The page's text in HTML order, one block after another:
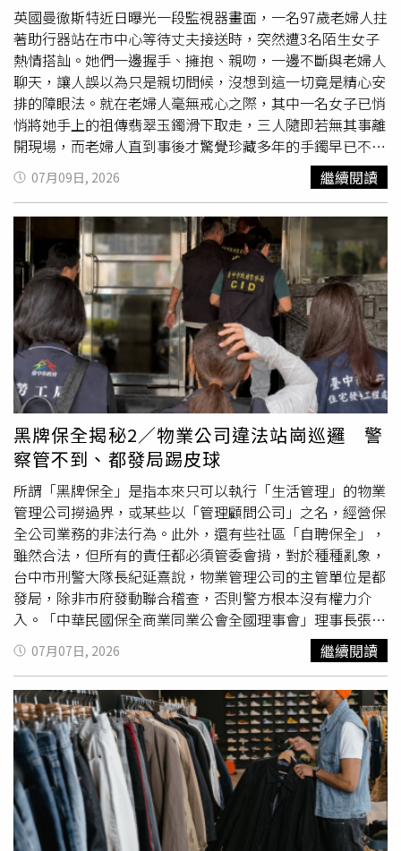
英國曼徹斯特近日曝光一段監視器畫面，一名97歲老婦人拄
著助行器站在市中心等待丈夫接送時，突然遭3名陌生女子
熱情搭訕。她們一邊握手、擁抱、親吻，一邊不斷與老婦人
聊天，讓人誤以為只是親切問候，沒想到這一切竟是精心安
排的障眼法。就在老婦人毫無戒心之際，其中一名女子已悄
悄將她手上的祖傳翡翠玉鐲滑下取走，三人隨即若無其事離
開現場，而老婦人直到事後才驚覺珍藏多年的手鐲早已不翼
而飛。警方深入追查後發現，三人是長期合作的慣竊集團，
數月內接連犯下多起類似案件，專門鎖定獨自外出及年長、
3名涉案女子，法院認定她們涉及多起針對弱勢女性的搶劫
及竊盜案件，分別判處28至38個月徒刑。（圖／Greater
Manchester Police）警方表示，案件發生於今年1月10日下
午，97歲老婦人在曼徹斯特市中心戴爾街（Dale Street）
拄著助行器等候丈夫時，33歲的蓋塔席安（Geta Schian）
與27歲的塞佛拉馬扎拉切（Sefora Mazarache）主動上前搭
話，一人緊握她的手，另一人則張開雙臂擁抱並親吻她的臉
頰，藉由熱情互動迅速拉近距離。就在兩人成功吸引老婦人
注意力時，35歲的吉妮莎杜米特魯（Geneza Dumitru）從
側邊靠近，悄悄將她手腕上的古董翡翠玉鐲慢慢滑下取走，
整個過程流暢自然，三人得手後神色自若離開現場，老婦人
當下完全沒有察覺遭竊。監視器畫面成為警方破案的重要證
據。警方指出，三人長期分工合作，以熱情攀談、稱讚、擁
抱、親吻及肢體接觸等方式博取被害人信任，再趁對方分神
時下手行竊，另由同夥在旁把風，彼此配合相當熟練，專門
鎖定獨自行動或防備能力較低的女性，是一個有計畫、有分
工的犯罪集團。調查顯示，97歲老婦人成為受害人之前不到
兩小時，三人已在牛津路（Oxford Road）物色另一名正在
等待女兒的女子。當時由兩名嫌犯負責聊天分散注意力，另
一人則在附近監看動靜，其中一人趁著擁抱時企圖拔下女子
手上的戒指，幸好被害人及時察覺異狀，大聲呼救，三人才
倉皇離去，未能得手。警方還發現，三人早在2025年10月
便開始犯案。10月9日，馬扎拉切在Rusholme地區接近一
名正帶著兒子前往托兒所的母親，先不停稱讚母子兩人，再
突然抓住女子的手，強行拉扯戒指，甚至企圖奪走手機，直
到女子放聲尖叫，她才迅速逃逸。同年11月27日，馬扎拉
切又與席安盯上一名步行返家的女子，兩人假裝乞討食物及
金錢，接著藉由擁抱將被害人帶往附近拱門，再趁其不備將
手上的金手鐲拔走，得手後立即朝不同方向逃跑，藉此增加
07月09日, 2026 繼續閱讀
黑牌保全揭秘2／物業公司違法站崗巡邏 警
察管不到、都發局踢皮球
所謂「黑牌保全」是指本來只可以執行「生活管理」的物業
管理公司撈過界，或某些以「管理顧問公司」之名，經營保
全公司業務的非法行為。此外，還有些社區「自聘保全」，
雖然合法，但所有的責任都必須管委會揹，對於種種亂象，
台中市刑警大隊長紀延熹說，物業管理公司的主管單位是都
發局，除非市府發動聯合稽查，否則警方根本沒有權力介
入。「中華民國保全商業同業公會全國理事會」理事長張達
錩指出，「黑牌保全」係指物業公司與坊間沒有資本額限制
的「管理顧問公司」。前者正式名稱是「公寓大樓管理維護
公司」，其執業法源根據是「公寓大廈管理條例」，設立資
本額為一千萬。依據法令上規定，「樓管公司」可以接手公
寓大廈的管理、維護…等，簡單的說，就是「生活管理與服
務」，若牽涉到安全，例如門禁、巡邏、警衛、私領域（如
車道出口）的交通指揮，則必須有保全公司牌照，才可以執
業。因此，很多保全公司同時申請樓管公司牌照，以便提供
「一條龍服務」。問題是，當樓管公司撈過界，幹起安全管
制的保全業務，在沒有警方業務督導，所聘任保全員無須列
07月07日, 2026 繼續閱讀